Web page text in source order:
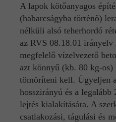
A lapok kötőanyagos
(habarcságyba történő)
nélküli alsó teherhordó
az RVS 08.18.01
megfelelő vízelvezető
azt könnyű (kb. 80 kg-os)
tömöríteni kell. Ügyeljen
hosszirányú és a legalább
lejtés kialakítására. A
csatlakozási, tágulási és